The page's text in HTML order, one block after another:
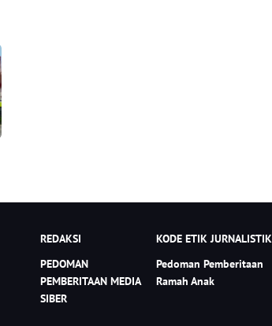
REDAKSI
KODE ETIK JURNALISTIK
PEDOMAN
PEMBERITAAN MEDIA
SIBER
Pedoman Pemberitaan
Ramah Anak